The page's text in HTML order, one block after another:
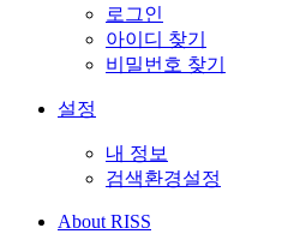
로그인
아이디 찾기
비밀번호 찾기
설정
내 정보
검색환경설정
About RISS